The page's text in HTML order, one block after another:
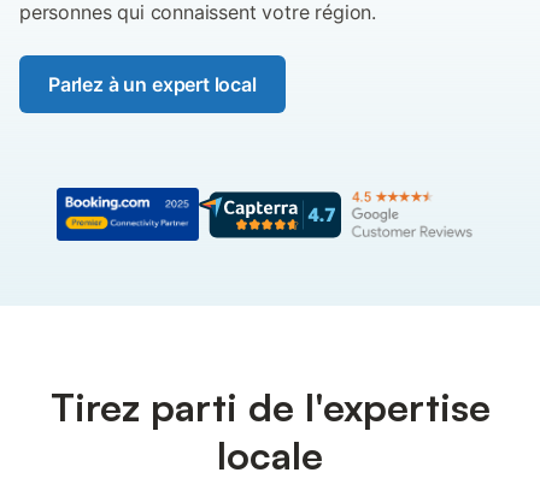
personnes qui connaissent votre région.
Parlez à un expert local
Tirez parti de l'expertise
locale